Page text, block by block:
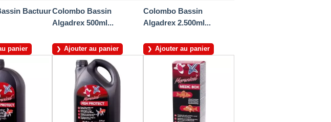
Bactuur
panier
Colombo Bassin
Algadrex 500ml...
Ajouter au panier
Colombo Bassin
Algadrex 2.500ml...
Ajouter au panier